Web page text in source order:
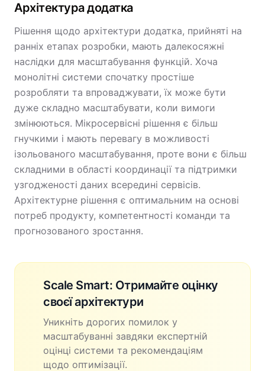
Архітектура додатка
Рішення щодо архітектури додатка, прийняті на
ранніх етапах розробки, мають далекосяжні
наслідки для масштабування функцій. Хоча
монолітні системи спочатку простіше
розробляти та впроваджувати, їх може бути
дуже складно масштабувати, коли вимоги
змінюються. Мікросервісні рішення є більш
гнучкими і мають перевагу в можливості
ізольованого масштабування, проте вони є більш
складними в області координації та підтримки
узгодженості даних всередині сервісів.
Архітектурне рішення є оптимальним на основі
потреб продукту, компетентності команди та
прогнозованого зростання.
Scale Smart: Отримайте оцінку
своєї архітектури
Уникніть дорогих помилок у
масштабуванні завдяки експертній
оцінці системи та рекомендаціям
щодо оптимізації.